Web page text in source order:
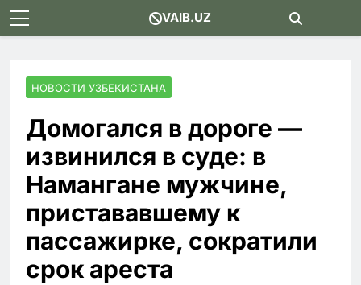
Skip
to
VAIB.UZ
НОВОСТИ УЗБЕКИСТАНА
Домогался в дороге —
извинился в суде: в
Намангане мужчине,
пристававшему к
пассажирке, сократили
срок ареста